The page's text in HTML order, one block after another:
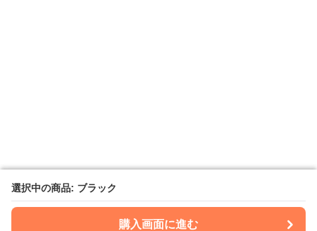
選択中の商品: ブラック
購入画面に進む
選択中の商品: ブラック
購入画面に進む